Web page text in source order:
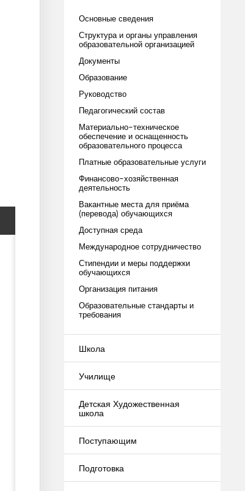
Основные сведения
Структура и органы управления
образовательной организацией
Документы
Образование
Руководство
Педагогический состав
Материально-техническое
обеспечение и оснащенность
образовательного процесса
Платные образовательные услуги
Финансово-хозяйственная
деятельность
Вакантные места для приёма
(перевода) обучающихся
Доступная среда
Международное сотрудничество
Стипендии и меры поддержки
обучающихся
Организация питания
Образовательные стандарты и
требования
Школа
Училище
Детская Художественная
школа
Поступающим
Подготовка